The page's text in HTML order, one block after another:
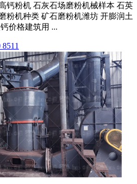
钙粉机 石灰石场磨粉机械样本 石英
粉机种类 矿石磨粉机潍坊 开膨润土
价格建筑用 ...